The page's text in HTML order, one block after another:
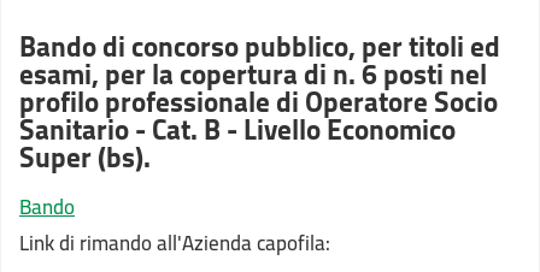
Bando di concorso pubblico, per titoli ed
esami, per la copertura di n. 6 posti nel
profilo professionale di Operatore Socio
Sanitario - Cat. B - Livello Economico
Super (bs).
Bando
Link di rimando all'Azienda capofila: